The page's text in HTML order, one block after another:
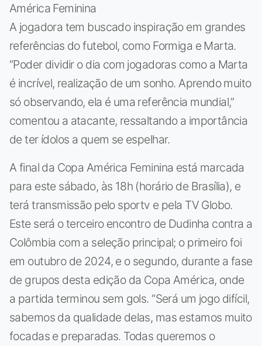
América Feminina
A jogadora tem buscado inspiração em grandes
referências do futebol, como Formiga e Marta.
“Poder dividir o dia com jogadoras como a Marta
é incrível, realização de um sonho. Aprendo muito
só observando, ela é uma referência mundial,”
comentou a atacante, ressaltando a importância
de ter ídolos a quem se espelhar.
A final da Copa América Feminina está marcada
para este sábado, às 18h (horário de Brasília), e
terá transmissão pelo sportv e pela TV Globo.
Este será o terceiro encontro de Dudinha contra a
Colômbia com a seleção principal; o primeiro foi
em outubro de 2024, e o segundo, durante a fase
de grupos desta edição da Copa América, onde
a partida terminou sem gols. “Será um jogo difícil,
sabemos da qualidade delas, mas estamos muito
focadas e preparadas. Todas queremos o